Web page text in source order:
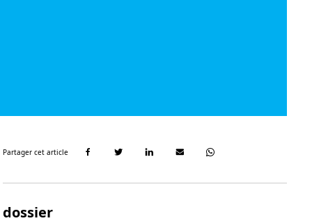
Partager cet article
dossier